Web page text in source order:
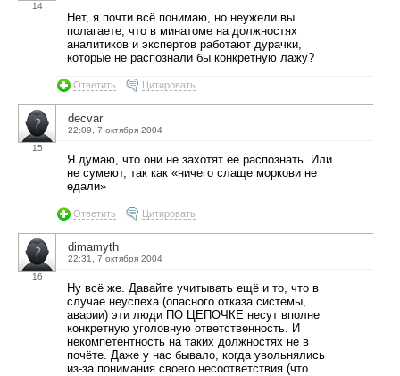
14
Нет, я почти всё понимаю, но неужели вы
полагаете, что в минатоме на должностях
аналитиков и экспертов работают дурачки,
которые не распознали бы конкретную лажу?
Ответить Цитировать
15
decvar
22:09, 7 октября 2004
Я думаю, что они не захотят ее распознать. Или
не сумеют, так как «ничего слаще моркови не
едали»
Ответить Цитировать
16
dimamyth
22:31, 7 октября 2004
Ну всё же. Давайте учитывать ещё и то, что в
случае неуспеха (опасного отказа системы,
аварии) эти люди ПО ЦЕПОЧКЕ несут вполне
конкретную уголовную ответственность. И
некомпетентность на таких должностях не в
почёте. Даже у нас бывало, когда увольнялись
из-за понимания своего несоответствия (что